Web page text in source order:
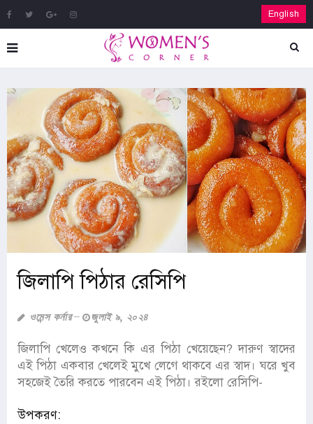
English
জিলাপি পিঠার রেসিপি
ওমেন্স কর্নার জুলাই ৯, ২০২৪
জিলাপি খেলেও কখনে কি এর পিঠা খেয়েছেন? দারুণ স্বাদের
এই পিঠা একবার খেলেই মুখে লেগে থাকবে এর স্বাদ। ঘরে খুব
সহজেই তৈরি করতে পারবেন এই পিঠা। রইলো রেসিপি-
উপকরণ: